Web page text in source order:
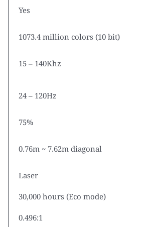
Yes
1073.4 million colors (10 bit)
15 – 140Khz
24 – 120Hz
75%
0.76m ~ 7.62m diagonal
Laser
30,000 hours (Eco mode)
0.496:1